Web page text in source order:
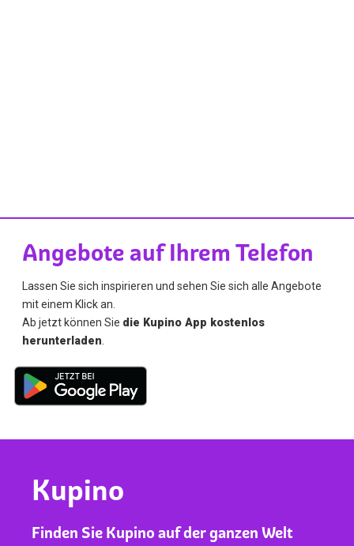
Angebote auf Ihrem Telefon
Lassen Sie sich inspirieren und sehen Sie sich alle Angebote
mit einem Klick an.
Ab jetzt können Sie die Kupino App kostenlos
herunterladen
Kupino
Finden Sie Kupino auf der ganzen Welt